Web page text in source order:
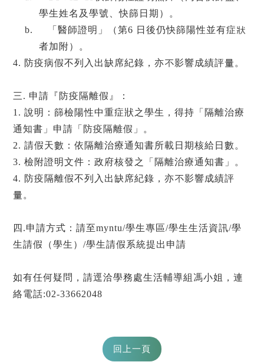
學生姓名及學號、快篩日期）。
b. 「醫師證明」（第6 日後仍快篩陽性並有症狀
者加附）。
4. 防疫病假不列入出缺席紀錄，亦不影響成績評量。
三. 申請『防疫隔離假』：
1. 說明：篩檢陽性中重症狀之學生，得持「隔離治療
通知書」申請「防疫隔離假」。
2. 請假天數：依隔離治療通知書所載日期核給日數。
3. 檢附證明文件：政府核發之「隔離治療通知書」。
4. 防疫隔離假不列入出缺席紀錄，亦不影響成績評
量。
四.申請方式：請至myntu/學生專區/學生生活資訊/學
生請假（學生）/學生請假系統提出申請
如有任何疑問，請逕洽學務處生活輔導組馮小姐，連
絡電話:02-33662048